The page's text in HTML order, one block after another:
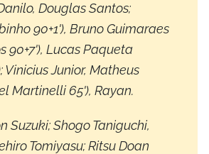
Douglas Santos;
90+1'), Bruno Guimaraes
90+7'), Lucas Paqueta
Vinicius Junior, Matheus
Martinelli 65'), Rayan.
Suzuki; Shogo Taniguchi,
Tomiyasu; Ritsu Doan